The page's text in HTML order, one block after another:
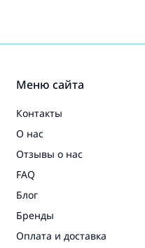
Меню сайта
Контакты
О нас
Отзывы о нас
FAQ
Блог
Бренды
Оплата и доставка